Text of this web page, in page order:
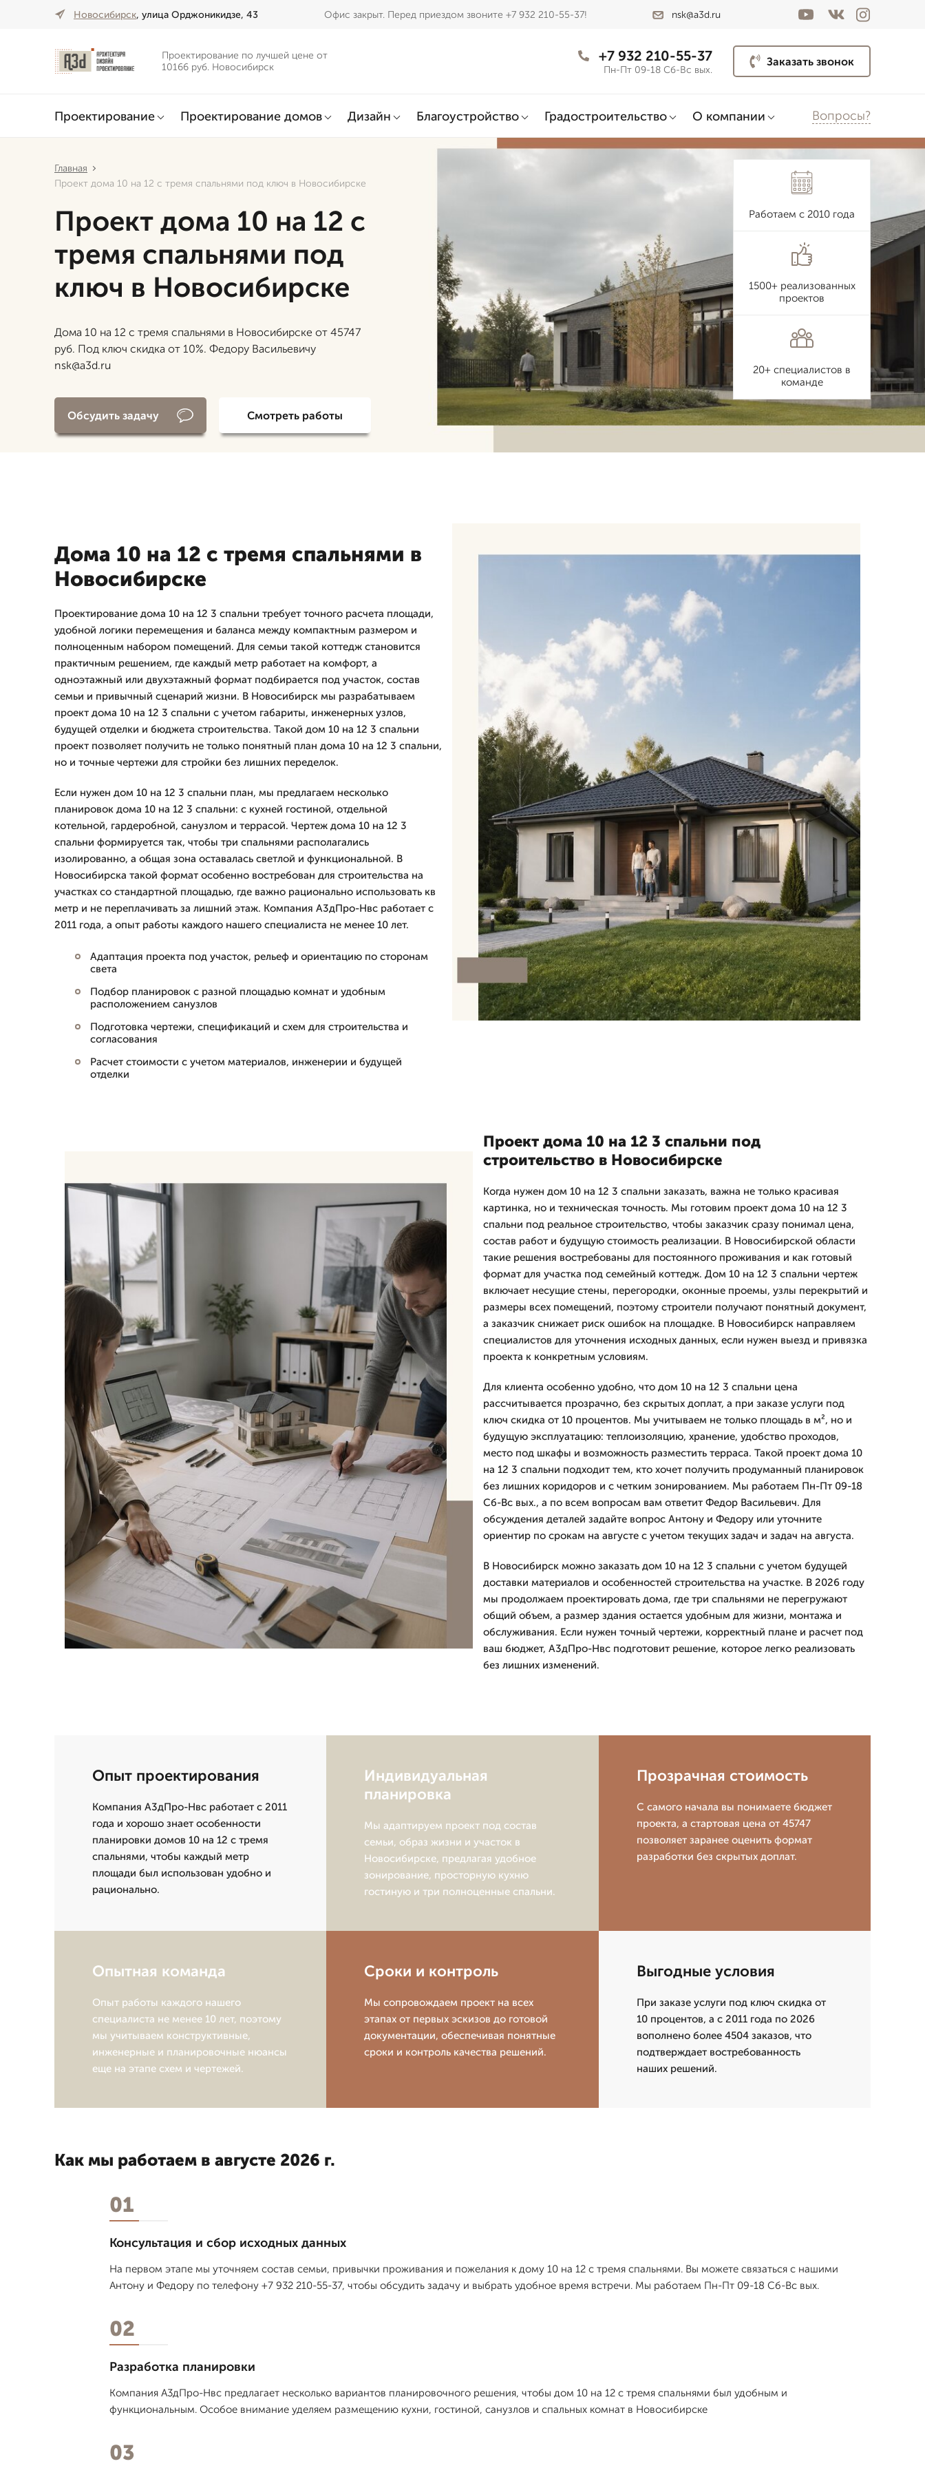
Новосибирск, улица Орджоникидзе, 43 Офис закрыт. Перед приездом звоните +7 932 210-55-37! nsk@a3d.ru
Проектирование по лучшей цене от
10166 руб. Новосибирск
+7 932 210-55-37
Пн-Пт 09-18 Сб-Вс вых.
Заказать звонок
Проектирование Проектирование домов Дизайн Благоустройство Градостроительство О компании Вопросы?
Главная
Проект дома 10 на 12 с тремя спальнями под ключ в Новосибирске
Проект дома 10 на 12 с
тремя спальнями под
ключ в Новосибирске
Дома 10 на 12 с тремя спальнями в Новосибирске от 45747
руб. Под ключ скидка от 10%. Федору Васильевичу
nsk@a3d.ru
Обсудить задачу Смотреть работы
Работаем с 2010 года
1500+ реализованных
проектов
20+ специалистов в
команде
Дома 10 на 12 с тремя спальнями в
Новосибирске
Проектирование дома 10 на 12 3 спальни требует точного расчета площади,
удобной логики перемещения и баланса между компактным размером и
полноценным набором помещений. Для семьи такой коттедж становится
практичным решением, где каждый метр работает на комфорт, а
одноэтажный или двухэтажный формат подбирается под участок, состав
семьи и привычный сценарий жизни. В Новосибирск мы разрабатываем
проект дома 10 на 12 3 спальни с учетом габариты, инженерных узлов,
будущей отделки и бюджета строительства. Такой дом 10 на 12 3 спальни
проект позволяет получить не только понятный план дома 10 на 12 3 спальни,
но и точные чертежи для стройки без лишних переделок.
Если нужен дом 10 на 12 3 спальни план, мы предлагаем несколько
планировок дома 10 на 12 3 спальни: с кухней гостиной, отдельной
котельной, гардеробной, санузлом и террасой. Чертеж дома 10 на 12 3
спальни формируется так, чтобы три спальнями располагались
изолированно, а общая зона оставалась светлой и функциональной. В
Новосибирска такой формат особенно востребован для строительства на
участках со стандартной площадью, где важно рационально использовать кв
метр и не переплачивать за лишний этаж. Компания А3дПро-Нвс работает с
2011 года, а опыт работы каждого нашего специалиста не менее 10 лет.
Адаптация проекта под участок, рельеф и ориентацию по сторонам
света
Подбор планировок с разной площадью комнат и удобным
расположением санузлов
Подготовка чертежи, спецификаций и схем для строительства и
согласования
Расчет стоимости с учетом материалов, инженерии и будущей
отделки
Проект дома 10 на 12 3 спальни под
строительство в Новосибирске
Когда нужен дом 10 на 12 3 спальни заказать, важна не только красивая
картинка, но и техническая точность. Мы готовим проект дома 10 на 12 3
спальни под реальное строительство, чтобы заказчик сразу понимал цена,
состав работ и будущую стоимость реализации. В Новосибирской области
такие решения востребованы для постоянного проживания и как готовый
формат для участка под семейный коттедж. Дом 10 на 12 3 спальни чертеж
включает несущие стены, перегородки, оконные проемы, узлы перекрытий и
размеры всех помещений, поэтому строители получают понятный документ,
а заказчик снижает риск ошибок на площадке. В Новосибирск направляем
специалистов для уточнения исходных данных, если нужен выезд и привязка
проекта к конкретным условиям.
Для клиента особенно удобно, что дом 10 на 12 3 спальни цена
рассчитывается прозрачно, без скрытых доплат, а при заказе услуги под
ключ скидка от 10 процентов. Мы учитываем не только площадь в м², но и
будущую эксплуатацию: теплоизоляцию, хранение, удобство проходов,
место под шкафы и возможность разместить терраса. Такой проект дома 10
на 12 3 спальни подходит тем, кто хочет получить продуманный планировок
без лишних коридоров и с четким зонированием. Мы работаем Пн-Пт 09-18
Сб-Вс вых., а по всем вопросам вам ответит Федор Васильевич. Для
обсуждения деталей задайте вопрос Антону и Федору или уточните
ориентир по срокам на августе с учетом текущих задач и задач на августа.
В Новосибирск можно заказать дом 10 на 12 3 спальни с учетом будущей
доставки материалов и особенностей строительства на участке. В 2026 году
мы продолжаем проектировать дома, где три спальнями не перегружают
общий объем, а размер здания остается удобным для жизни, монтажа и
обслуживания. Если нужен точный чертежи, корректный плане и расчет под
ваш бюджет, А3дПро-Нвс подготовит решение, которое легко реализовать
без лишних изменений.
Опыт проектирования
Компания А3дПро-Нвс работает с 2011
года и хорошо знает особенности
планировки домов 10 на 12 с тремя
спальнями, чтобы каждый метр
площади был использован удобно и
рационально.
Индивидуальная
планировка
Мы адаптируем проект под состав
семьи, образ жизни и участок в
Новосибирске, предлагая удобное
зонирование, просторную кухню
гостиную и три полноценные спальни.
Прозрачная стоимость
С самого начала вы понимаете бюджет
проекта, а стартовая цена от 45747
позволяет заранее оценить формат
разработки без скрытых доплат.
Опытная команда
Опыт работы каждого нашего
специалиста не менее 10 лет, поэтому
мы учитываем конструктивные,
инженерные и планировочные нюансы
еще на этапе схем и чертежей.
Сроки и контроль
Мы сопровождаем проект на всех
этапах от первых эскизов до готовой
документации, обеспечивая понятные
сроки и контроль качества решений.
Выгодные условия
При заказе услуги под ключ скидка от
10 процентов, а с 2011 года по 2026
вополнено более 4504 заказов, что
подтверждает востребованность
наших решений.
Как мы работаем в августе 2026 г.
01
Консультация и сбор исходных данных
На первом этапе мы уточняем состав семьи, привычки проживания и пожелания к дому 10 на 12 с тремя спальнями. Вы можете связаться с нашими
Антону и Федору по телефону +7 932 210-55-37, чтобы обсудить задачу и выбрать удобное время встречи. Мы работаем Пн-Пт 09-18 Сб-Вс вых.
02
Разработка планировки
Компания А3дПро-Нвс предлагает несколько вариантов планировочного решения, чтобы дом 10 на 12 с тремя спальнями был удобным и
функциональным. Особое внимание уделяем размещению кухни, гостиной, санузлов и спальных комнат в Новосибирске
03